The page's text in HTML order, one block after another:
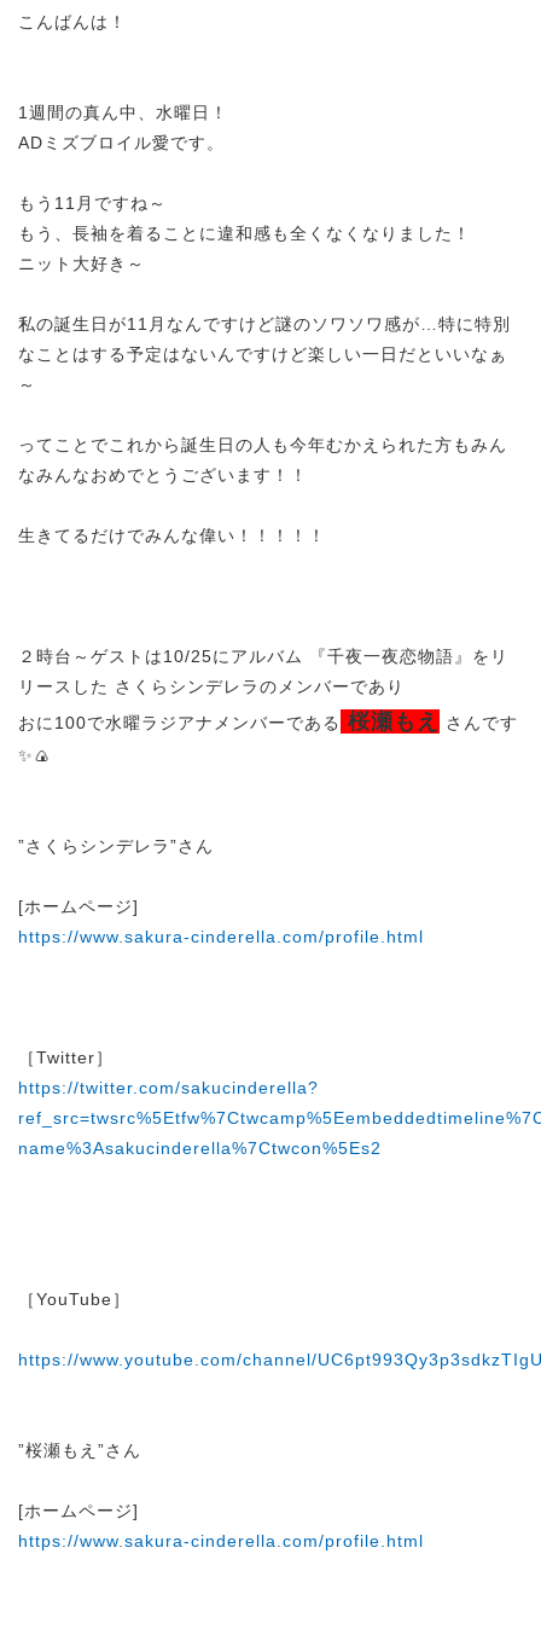
こんばんは！
1週間の真ん中、水曜日！
ADミズブロイル愛です。
もう11月ですね～
もう、長袖を着ることに違和感も全くなくなりました！
ニット大好き～
私の誕生日が11月なんですけど謎のソワソワ感が…特に特別
なことはする予定はないんですけど楽しい一日だといいなぁ
～
ってことでこれから誕生日の人も今年むかえられた方もみん
なみんなおめでとうございます！！
生きてるだけでみんな偉い！！！！！
２時台～ゲストは10/25にアルバム 『千夜一夜恋物語』をリ
リースした さくらシンデレラのメンバーであり
おに100で水曜ラジアナメンバーである 桜瀬もえ
さんです
✨🍙
”さくらシンデレラ ”さん
[ホームページ]
https://www.sakura-cinderella.com/profile.html
［Twitter］
https://twitter.com/sakucinderella?
name%3Asakucinderella%7Ctwcon%5Es2
［YouTube］
https://www.youtube.com/channel/
”桜瀬もえ”さん
[ホームページ]
https://www.sakura-cinderella.com/profile.html